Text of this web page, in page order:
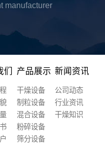
manufacturer
产品展示
干燥设备
制粒设备
混合设备
粉碎设备
筛分设备
新闻资讯
公司动态
行业资讯
干燥知识